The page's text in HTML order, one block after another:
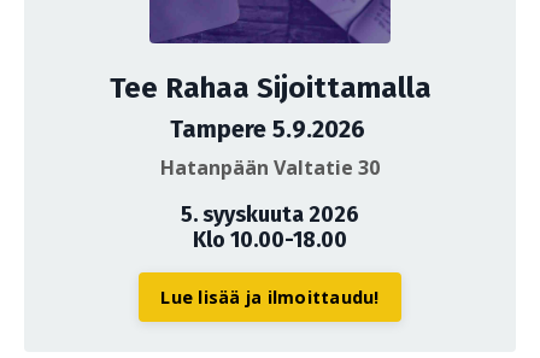
Tee Rahaa Sijoittamalla
Tampere 5.9.2026
Hatanpään Valtatie 30
5. syyskuuta 2026
Klo 10.00-18.00
Lue lisää ja ilmoittaudu!